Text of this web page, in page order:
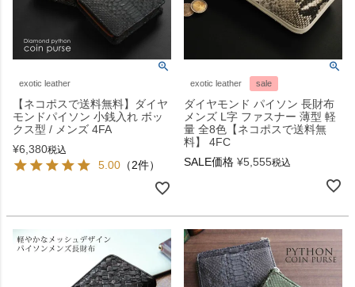
exotic leather
【ネコポスで送料無料】ダイヤ
モンドパイソン 小銭入れ ボッ
クス型 / メンズ 4FA
¥6,380税込
5.00 （2件）
exotic leather sale
ダイヤモンド パイソン 長財布
メンズ L字 ファスナー 薄型 軽
量 全8色【ネコポスで送料無
料】 4FC
SALE価格 ¥5,555税込